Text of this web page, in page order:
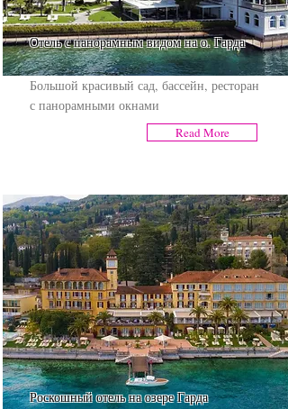
Отель с панорамным видом на о. Гарда
Большой красивый сад, бассейн, ресторан
с панорамными окнами
Read More
Роскошный отель на озере Гарда